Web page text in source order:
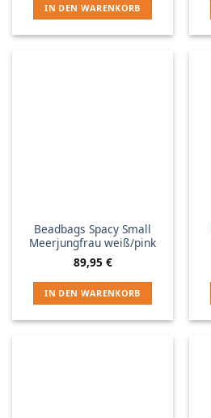
IN DEN WARENKORB
Beadbags Spacy Small
Meerjungfrau weiß/pink
89,95 €
IN DEN WARENKORB